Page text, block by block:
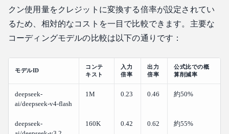
クン使用量をクレジットに変換する倍率が設定されてい
るため、相対的なコストを一目で比較できます。主要な
コーディングモデルの比較は以下の通りです：
モデルID
コンテ
キスト
入力
倍率
出力
倍率
公式比での概
算削減率
deepseek-
ai/deepseek-v4-flash
1M 0.23 0.46 約50%
deepseek-
160K 0.42 0.62 約55%